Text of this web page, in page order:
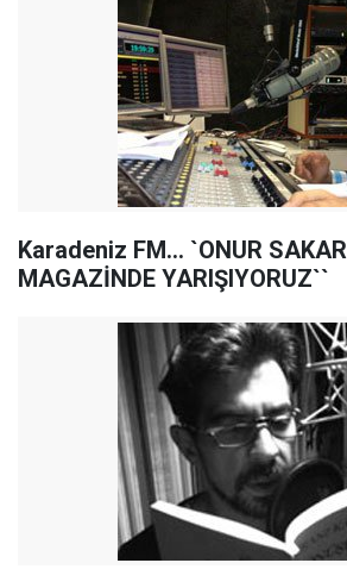
Karadeniz FM... `ONUR
MAGAZİNDE YARIŞIYORUZ``